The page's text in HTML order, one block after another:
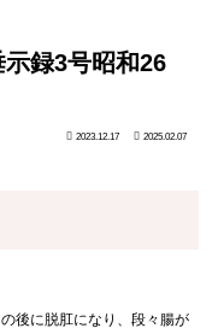
録3号昭和26
2023.12.17 2025.02.07
後に脱肛になり、段々腸が